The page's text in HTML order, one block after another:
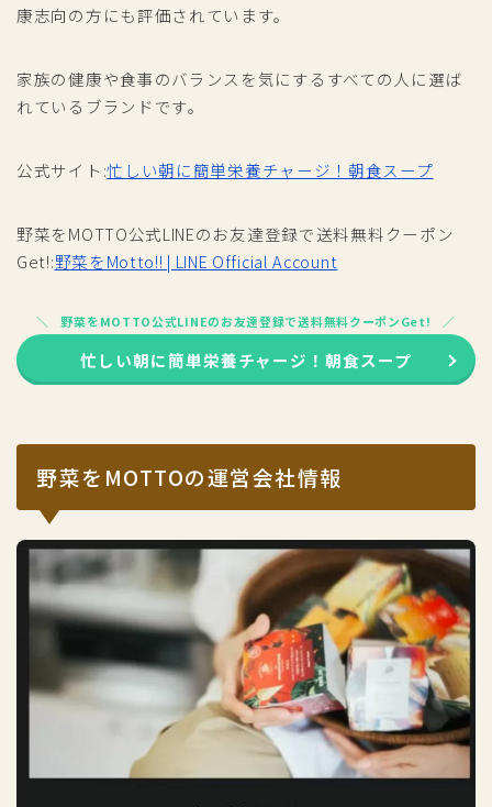
康志向の方にも評価されています。
家族の健康や食事のバランスを気にするすべての人に選ば
れているブランドです。
公式サイト:忙しい朝に簡単栄養チャージ！朝食スープ
野菜をMOTTO公式LINEのお友達登録で送料無料クーポン
Get!:野菜をMotto!! | LINE Official Account
野菜をMOTTO公式LINEのお友達登録で送料無料クーポンGet!
忙しい朝に簡単栄養チャージ！朝食スープ
野菜をMOTTOの運営会社情報